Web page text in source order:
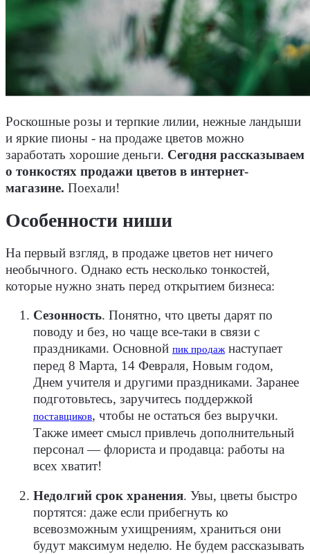
Роскошные розы и терпкие лилии, нежные ландыши
и яркие пионы - на продаже цветов можно
заработать хорошие деньги. Сегодня рассказываем
о тонкостях продажи цветов в интернет-
магазине. Поехали!
Особенности ниши
На первый взгляд, в продаже цветов нет ничего
необычного. Однако есть несколько тонкостей,
которые нужно знать перед открытием бизнеса:
Сезонность. Понятно, что цветы дарят по
поводу и без, но чаще все-таки в связи с
праздниками. Основной пик продажнаступает
перед 8 Марта, 14 Февраля, Новым годом,
Днем учителя и другими праздниками. Заранее
подготовьтесь, заручитесь поддержкой
поставщиков, чтобы не остаться без выручки.
Также имеет смысл привлечь дополнительный
персонал — флориста и продавца: работы на
всех хватит!
Недолгий срок хранения. Увы, цветы быстро
портятся: даже если прибегнуть ко
всевозможным ухищрениям, храниться они
будут максимум неделю. Не будем рассказывать